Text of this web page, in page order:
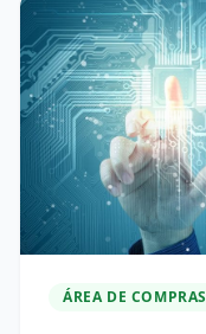
ÁREA DE COMPRAS